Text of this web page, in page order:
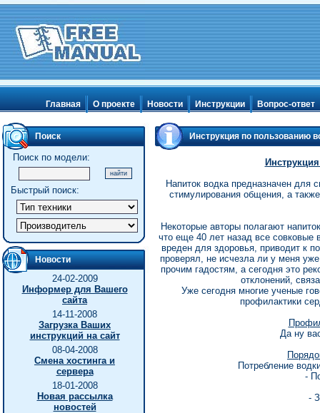
Главная О проекте Новости Инструкции Вопрос-ответ
Поиск
Поиск по модели:
Быстрый поиск:
Новости
24-02-2009
Информер для Вашего
сайта
14-11-2008
Загрузка Ваших
инструкций на сайт
08-04-2008
Смена хостинга и
сервера
18-01-2008
Новая рассылка
новостей
Инструкция по пользованию
Напиток водка предназначен для
стимулирования общения, а
Некоторые авторы полагают
что еще 40 лет назад все совковые
вреден для здоровья, приводит к
проверял, не исчезла ли у меня
прочим гадостям, а сегодня это
отклонений,
Уже сегодня многие ученые
профилактики
Да ну
Потребление
-
-